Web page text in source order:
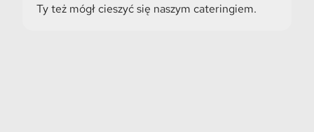
Ty też mógł cieszyć się naszym cateringiem.